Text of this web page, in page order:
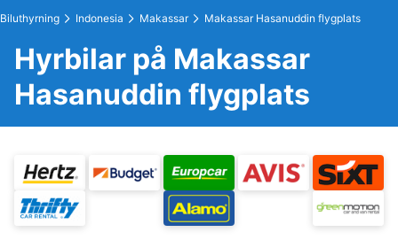
Biluthyrning Indonesia Makassar Makassar Hasanuddin flygplats
Hyrbilar på Makassar
Hasanuddin flygplats